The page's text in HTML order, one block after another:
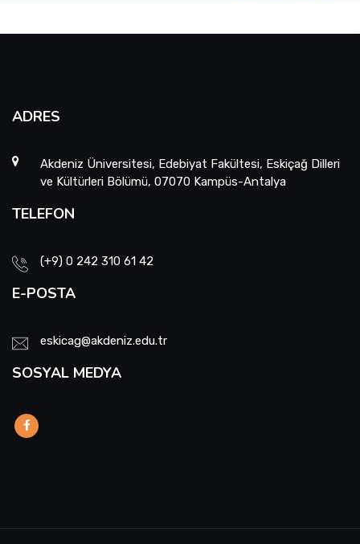
ADRES
Akdeniz Üniversitesi, Edebiyat Fakültesi, Eskiçağ Dilleri
ve Kültürleri Bölümü, 07070 Kampüs-Antalya
TELEFON
(+9) 0 242 310 61 42
E-POSTA
eskicag@akdeniz.edu.tr
SOSYAL MEDYA